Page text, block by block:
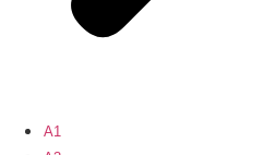
A1